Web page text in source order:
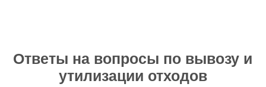
Ответы на вопросы по вывозу и
утилизации отходов